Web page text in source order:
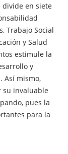
divide en siete
Trabajo Social
y Salud
estimule la
y
Así mismo,
su invaluable
pues la
para la